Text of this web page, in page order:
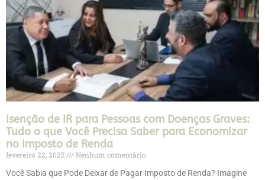
Isenção de IR para Pessoas com Doenças Graves:
Tudo o que Você Precisa Saber para Economizar
no Imposto de Renda
fevereiro 22, 2025
Nenhum comentário
Você Sabia que Pode Deixar de Pagar Imposto de Renda? Imagine